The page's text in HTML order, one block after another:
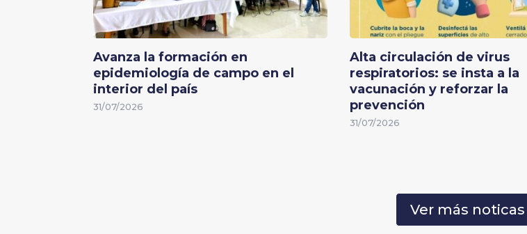
Avanza la formación en
epidemiología de campo en el
interior del país
31/07/2026
Alta circulación de virus
respiratorios: se insta a la
vacunación y reforzar la
prevención
31/07/2026
Ver más noticas